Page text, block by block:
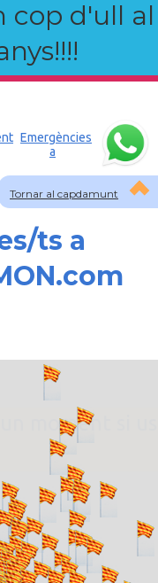
cop d'ull al
Tornar al capdamunt
Emergències
a
ts a
moment si us